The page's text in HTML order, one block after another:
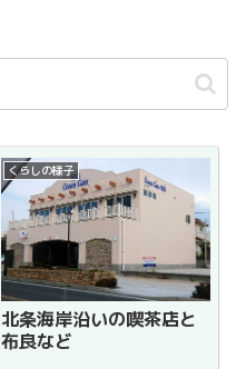
くらしの様子
北条海岸沿いの喫茶店と
布良など